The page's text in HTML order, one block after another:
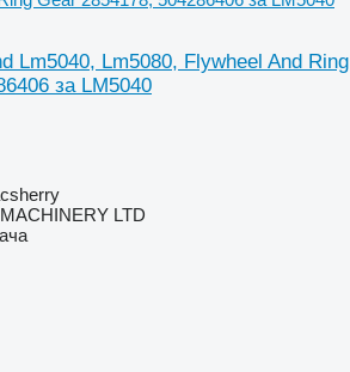
Lm5040, Lm5080, Flywheel And Ring
за LM5040
LTD